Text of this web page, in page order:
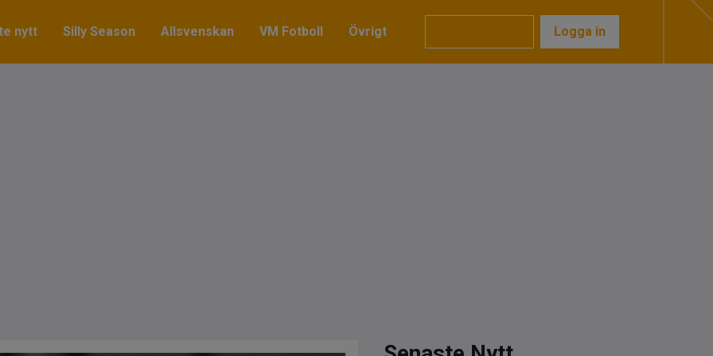
nytt Silly Season Allsvenskan VM Fotboll Övrigt Logga in